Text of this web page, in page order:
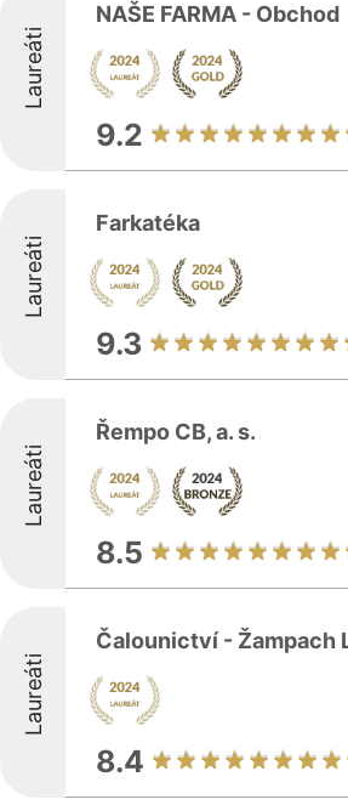
Laureáti
NAŠE FARMA - Obchod
9.2
Laureáti
Farkatéka
9.3
Laureáti
Řempo CB, a. s.
8.5
Laureáti
Čalounictví - Žampach
8.4